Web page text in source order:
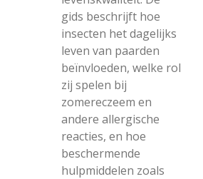
gids beschrijft hoe
insecten het dagelijks
leven van paarden
beïnvloeden, welke rol
zij spelen bij
zomereczeem en
andere allergische
reacties, en hoe
beschermende
hulpmiddelen zoals